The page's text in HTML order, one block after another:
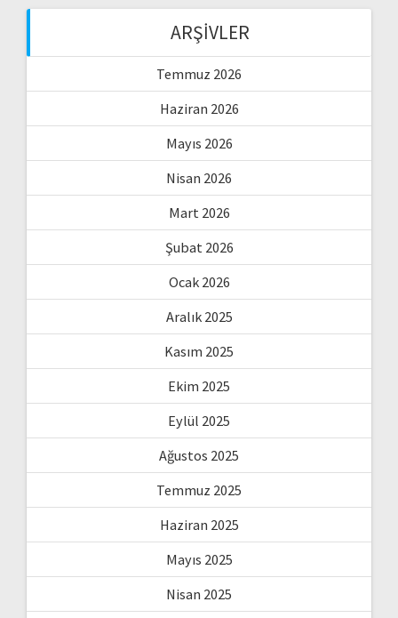
ARŞIVLER
Temmuz 2026
Haziran 2026
Mayıs 2026
Nisan 2026
Mart 2026
Şubat 2026
Ocak 2026
Aralık 2025
Kasım 2025
Ekim 2025
Eylül 2025
Ağustos 2025
Temmuz 2025
Haziran 2025
Mayıs 2025
Nisan 2025